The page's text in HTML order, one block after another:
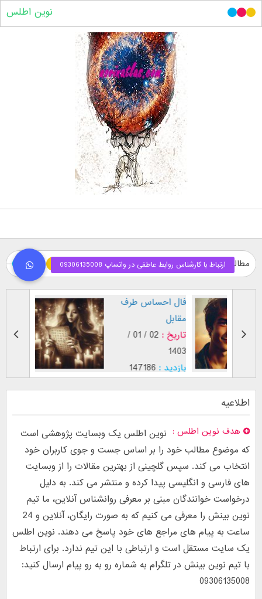
نوین اطلس
مطالب ویژه
تاریخ :
طرز نگاه پسر عاشق (
بر اساس [...]
تاریخ :
29 / 12 /
1402
بازدید : 26750
اطلاعیه
هدف نوین اطلس
نوین اطلس یک وبسایت پژوهشی است
که موضوع مطالب خود را بر اساس جست و جوی کاربران خود
انتخاب می کند. سپس گلچینی از بهترین مقالات را از وبسایت
های فارسی و انگلیسی پیدا کرده و منتشر می کند. به دلیل
درخواست خوانندگان مبنی بر معرفی روانشناس آنلاین، ما تیم
نوین بینش را معرفی می کنیم که به صورت رایگان، آنلاین و 24
ساعت به پیام های مراجع های خود پاسخ می دهند. نوین اطلس
یک سایت مستقل است و ارتباطی با این تیم ندارد. برای ارتباط
با تیم نوین بینش در تلگرام به شماره رو به رو پیام ارسال کنید:
09306135008